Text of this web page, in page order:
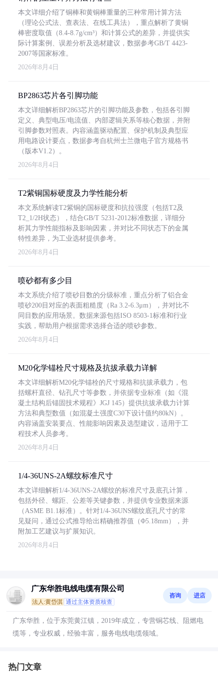
本文详细介绍了铜棒和黄铜棒重量的三种常用计算方法
（理论公式法、查表法、在线工具法），重点解析了黄铜
棒密度取值（8.4-8.7g/cm³）和计算公式的差异，并提供实
际计算案例、误差分析及选材建议，数据参考GB/T 4423-
2007等国家标准。
2026年8月4日
BP2863芯片各引脚功能
本文详细解析BP2863芯片的引脚功能及参数，包括各引脚
定义、典型电压/电流值、内部逻辑关系等核心数据，并附
引脚参数对照表。内容涵盖驱动配置、保护机制及典型应
用电路设计要点，数据参考自杭州士兰微电子官方规格书
（版本V1.2）。
2026年8月4日
T2紫铜国标硬度及力学性能分析
本文系统解读T2紫铜的国标硬度和抗拉强度（包括T2及
T2_1/2H状态），结合GB/T 5231-2012标准数据，详细分
析其力学性能指标及影响因素，并对比不同状态下的金属
特性差异，为工业选材提供参考。
2026年8月4日
喷砂都有多少目
本文系统介绍了喷砂目数的分级标准，重点分析了铝合金
喷砂200目对应的表面粗糙度（Ra 3.2-6.3μm），并对比不
同目数的应用场景。数据来源包括ISO 8503-1标准和行业
实践，帮助用户根据需求选择合适的喷砂参数。
2026年8月4日
M20化学锚栓尺寸规格及抗拔承载力详解
本文详细解析M20化学锚栓的尺寸规格和抗拔承载力，包
括螺杆直径、钻孔尺寸等参数，并依据专业标准（如《混
凝土结构后锚固技术规程》JGJ 145）提供抗拔承载力计算
方法和典型数值（如混凝土强度C30下设计值约80kN）。
内容涵盖安装要点、性能影响因素及选型建议，适用于工
程技术人员参考。
2026年8月4日
1/4-36UNS-2A螺纹标准尺寸
本文详细解析1/4-36UNS-2A螺纹的标准尺寸及底孔计算，
包括外径、螺距、公差等关键参数，并提供专业数据来源
（ASME B1.1标准）。针对1/4-36UNS螺纹底孔尺寸的常
见疑问，通过公式推导给出精确推荐值（Φ5.18mm），并
附加工艺建议与扩展知识。
2026年8月4日
广东华胜电线电缆有限公司
法人:黄岱淇 通过主体资质核查
咨询 进店
广东华胜，位于东莞黄江镇，2019年成立，专营铜芯线、阻燃电
缆等，专业权威，经验丰富，服务电线电缆领域。
热门文章